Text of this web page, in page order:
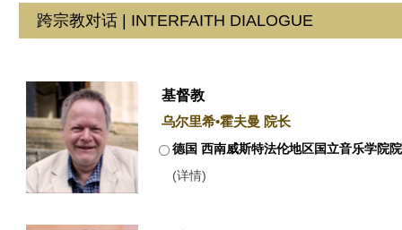
跨宗教对话 | INTERFAITH DIALOGUE
基督教
乌尔里希•霍夫曼 院长
德国 西南威斯特法伦地区国立音乐学院
(详情)